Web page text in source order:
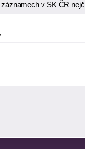
v SK ČR